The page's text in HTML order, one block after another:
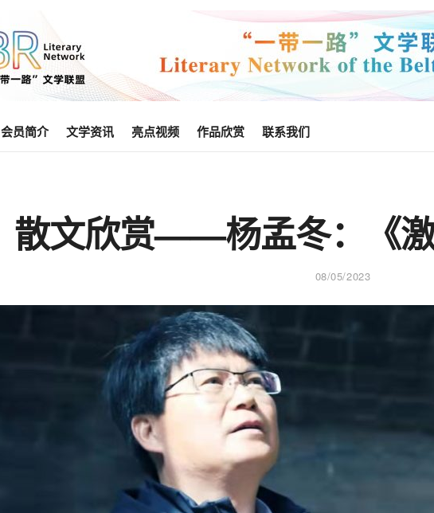
会员简介 文学资讯 亮点视频 作品欣赏 联系我们
散文欣赏——杨孟冬：《激
08/05/2023